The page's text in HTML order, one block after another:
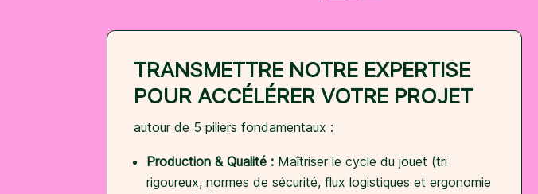
TRANSMETTRE NOTRE EXPERTISE
POUR ACCÉLÉRER VOTRE PROJET
autour de 5 piliers fondamentaux :
Production & Qualité :Maîtriser le cycle du jouet (tri
rigoureux, normes de sécurité, flux logistiques et ergonomie